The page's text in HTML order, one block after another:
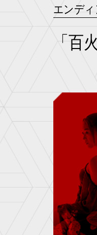
スペシ
エンデ
「百